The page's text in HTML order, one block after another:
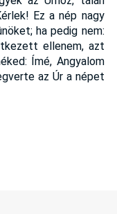
Ez a nép nagy
ha pedig nem:
ellenem, azt
Ímé, Angyalom
az Úr a népet